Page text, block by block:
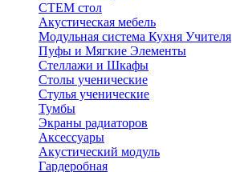
СТЕМ стол
Акустическая мебель
Модульная система Кухня Учителя
Пуфы и Мягкие Элементы
Стеллажи и Шкафы
Столы ученические
Стулья ученические
Тумбы
Экраны радиаторов
Аксессуары
Акустический модуль
Гардеробная